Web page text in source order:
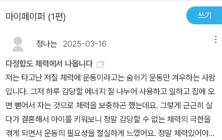
없다는 분들에게 에서는운동은 특별한 준비를 해야만 할 수 있는 게
아니다.일상에서 언제든 할 수 있는 쉽고 단순한 일이다.중요한 것은
꾸준함이다.운동은 거창하고 어려운 것이라는 생각만 바꿔도,운동에
접근하는 게 훨씬 쉬워진다.내 시간과 상황에 맞게 운동하는 게 중요
하다.조금씩 조금씩 운동하는 습관을 만들다 보면운동하는 재미에 푹
빠져들지도 모른다.운동 습관을 만드는지 몰라서 많이 헤맨다.운동을
패턴화시키지 않는다.꼭 해야 하는 일과 운동을 동선으로 묶는다.목
표보다 중요한 것은 건강한 삶을 살겠다는방향성을 향해 노력해야 한
다.더 향상된 성취를 위해서는 질책보다 격려를 하는 게 도움이 된다.
자신을 힐난하는 것보다는 칭찬하고 격려하는 게,운동을 계속하는 데
도 '오늘은 피곤하니 쉬어야 해'라는 당위성을 억지고 만들어가며 운
에 두 번씩 1시간 운동하는 것보다 매일 30분씩 하는 것이 낫다'는 저
자의 조언에 뜨끔했다. 1주일에 2회 겨우 가는 나로서는 한 번 갈 때
'뽕을 뽑겠다(?)'는 각오로 최대한 열심히 하고 와서 그날 밤부터 다
음날 아침까지 끙끙거리곤 하는데 정말 나에게 해주는 맞춤형 조언이
었다. 달리기를 하면서 오디오북 듣기를 즐긴다는 저자는 구체적
인 전략(?)들도 소개하고 있다. 그래서 나도 당장 하나 도전해보려고
한다. 그래서 반복되는 운동의 지루함을 탈피할 수 있는 나만의 전략
내용을 담겨져 있어 좋았습니다.운동할 이유를 새롭게 알게 되었고
요.바쁘더라도 조금씩 체력을 키워봐야겠습니다.
마이페이퍼 (1편) 쓰기
정나는 2025-03-16
다정함도 체력에서 나옵니다
저는 타고난 저질 체력에 운동이라고는 숨쉬기 운동만 겨우하는 사람
입니다. 그저 하루 감당할 에너지 잘 나누어 사용하고 일하고 집에 오
면 뻗어서 자는 것으로 체력을 보충하곤 했는데요. 그렇게 근근히 살
다가 결혼해서 아이를 키워보니 정말 감당할 수 없는 체력의 극한을
겪게 되면서 운동의 필요성을 절실하게 느꼈어요. 정말 체력있어야